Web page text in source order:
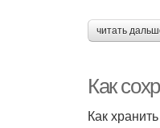
читать
Как
Как